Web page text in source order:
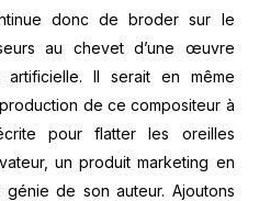
donc de broder sur le
au chevet d’une œuvre
artificielle. Il serait en même
de ce compositeur à
pour flatter les oreilles
un produit marketing en
de son auteur. Ajoutons